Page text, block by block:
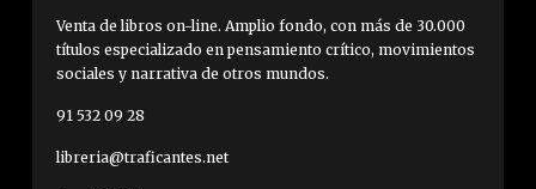
Venta de libros on-line. Amplio fondo, con más de 30.000
títulos especializado en pensamiento crítico, movimientos
sociales y narrativa de otros mundos.
91 532 09 28
libreria@traficantes.net